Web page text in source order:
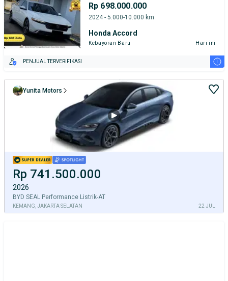
Rp 698.000.000
2024 - 5.000-10.000 km
Honda Accord
Kebayoran Baru Hari ini
PENJUAL TERVERIFIKASI i
Rp 741.500.000
2026
BYD SEAL Performance Listrik-AT
KEMANG, JAKARTA SELATAN 22 JUL
Yunita Motors